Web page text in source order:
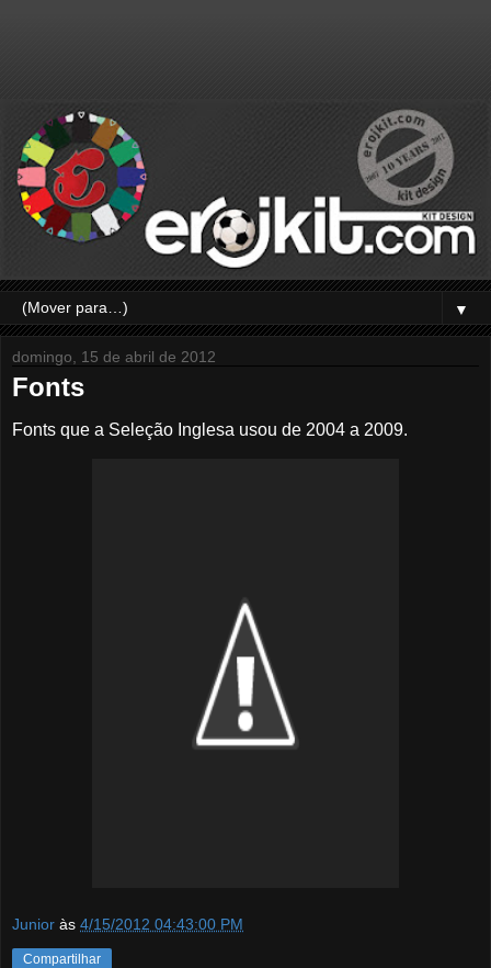
▼
domingo, 15 de abril de 2012
Fonts
Fonts que a Seleção Inglesa usou de 2004 a 2009.
Junior às 4/15/2012 04:43:00 PM
Compartilhar